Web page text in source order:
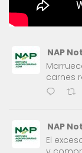
NAP
carnes
NAP
El